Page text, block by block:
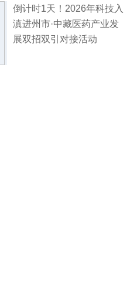
倒计时1天！2026年科技入
滇进州市·中藏医药产业发
展双招双引对接活动